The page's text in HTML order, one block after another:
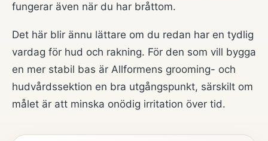
fungerar även när du har bråttom.
Det här blir ännu lättare om du redan har en tydlig
vardag för hud och rakning. För den som vill bygga
en mer stabil bas är Allformens grooming- och
hudvårdssektion en bra utgångspunkt, särskilt om
målet är att minska onödig irritation över tid.